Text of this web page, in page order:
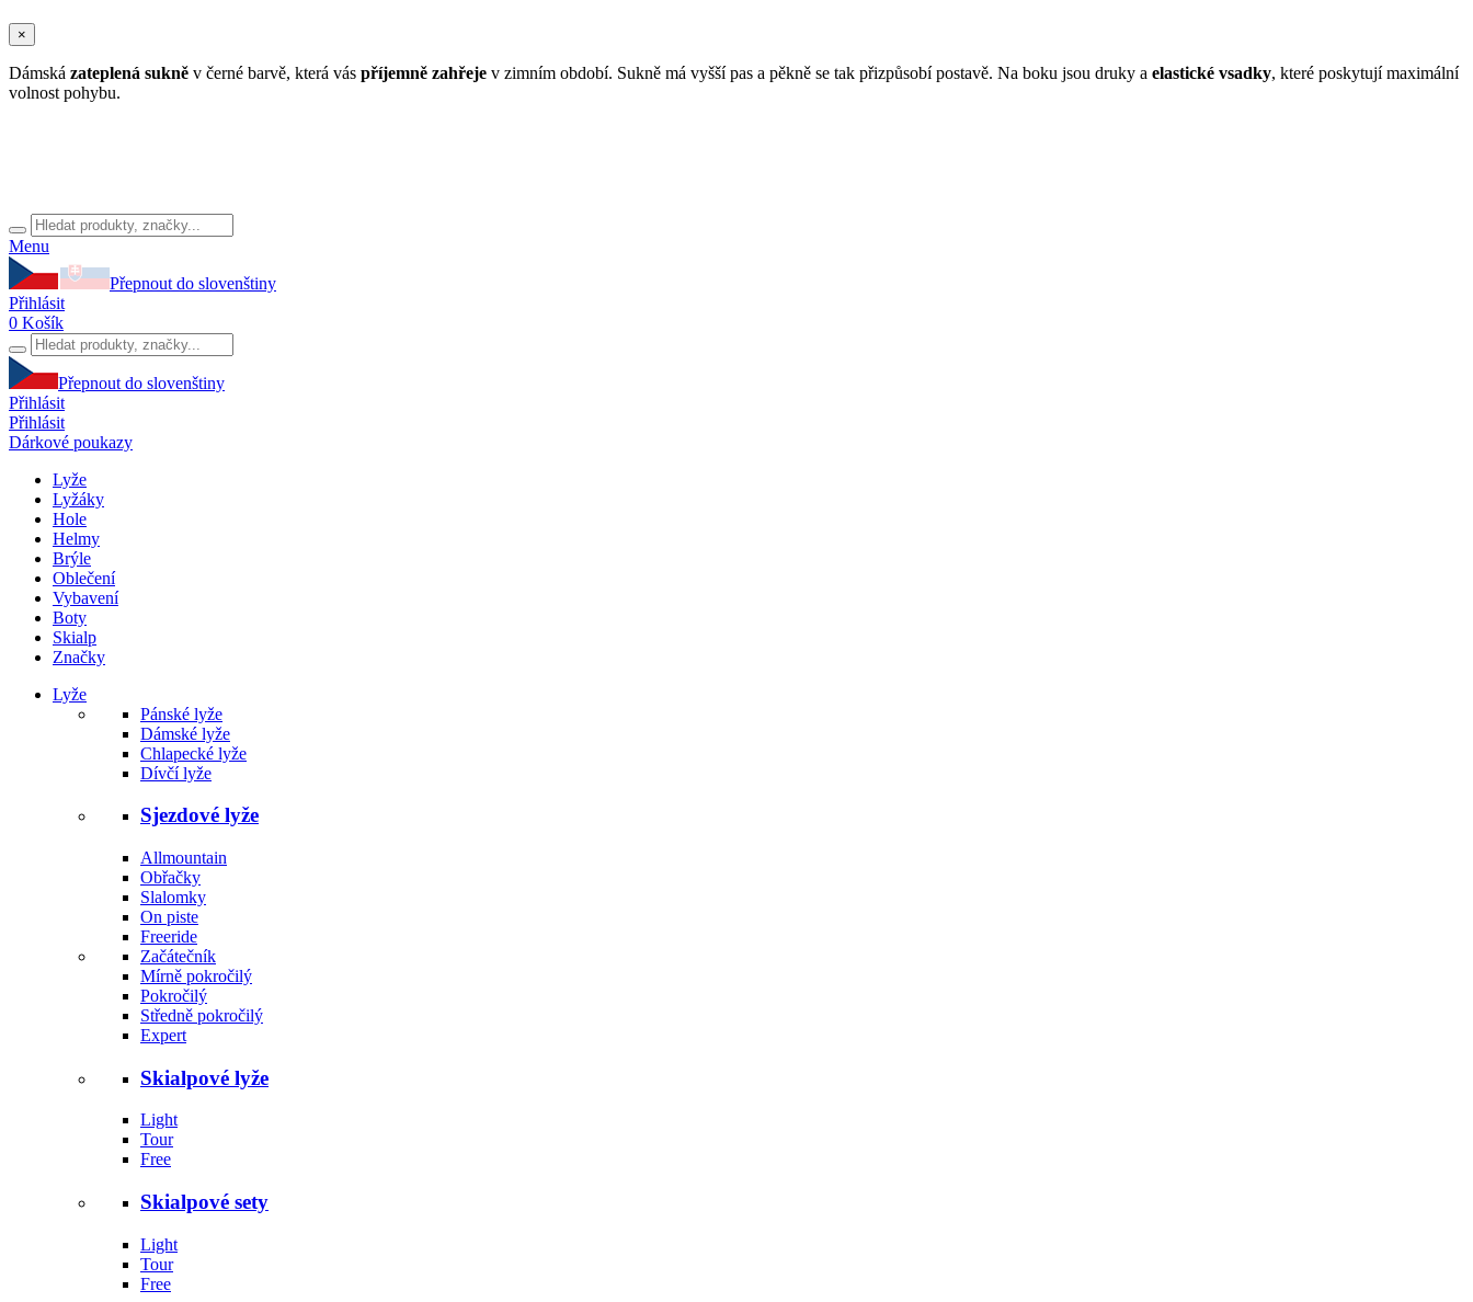
×
Dámská zateplená sukně v černé barvě, která vás příjemně zahřeje v zimním období. Sukně má vyšší pas a pěkně se tak přizpůsobí postavě. Na boku jsou druky a elastické vsadky, které poskytují maximální
volnost pohybu.
Menu
Přepnout do slovenštiny
Přihlásit
0 Košík
Přepnout do slovenštiny
Přihlásit
Přihlásit
Dárkové poukazy
Lyže
Lyžáky
Hole
Helmy
Brýle
Oblečení
Vybavení
Boty
Skialp
Značky
Lyže
Pánské lyže
Dámské lyže
Chlapecké lyže
Dívčí lyže
Sjezdové lyže
Allmountain
Obřačky
Slalomky
On piste
Freeride
Začátečník
Mírně pokročilý
Pokročilý
Středně pokročilý
Expert
Skialpové lyže
Light
Tour
Free
Skialpové sety
Light
Tour
Free